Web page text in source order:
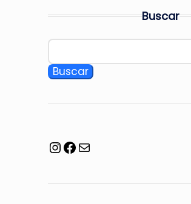
Buscar
Buscar